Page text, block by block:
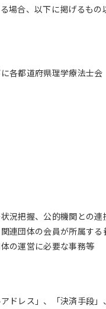
場合、以下に掲げるもの
各都道府県理学療法士
況把握、公的機関との
連団体の会員が所属す
の運営に必要な事務等
ドレス」、「決済手段